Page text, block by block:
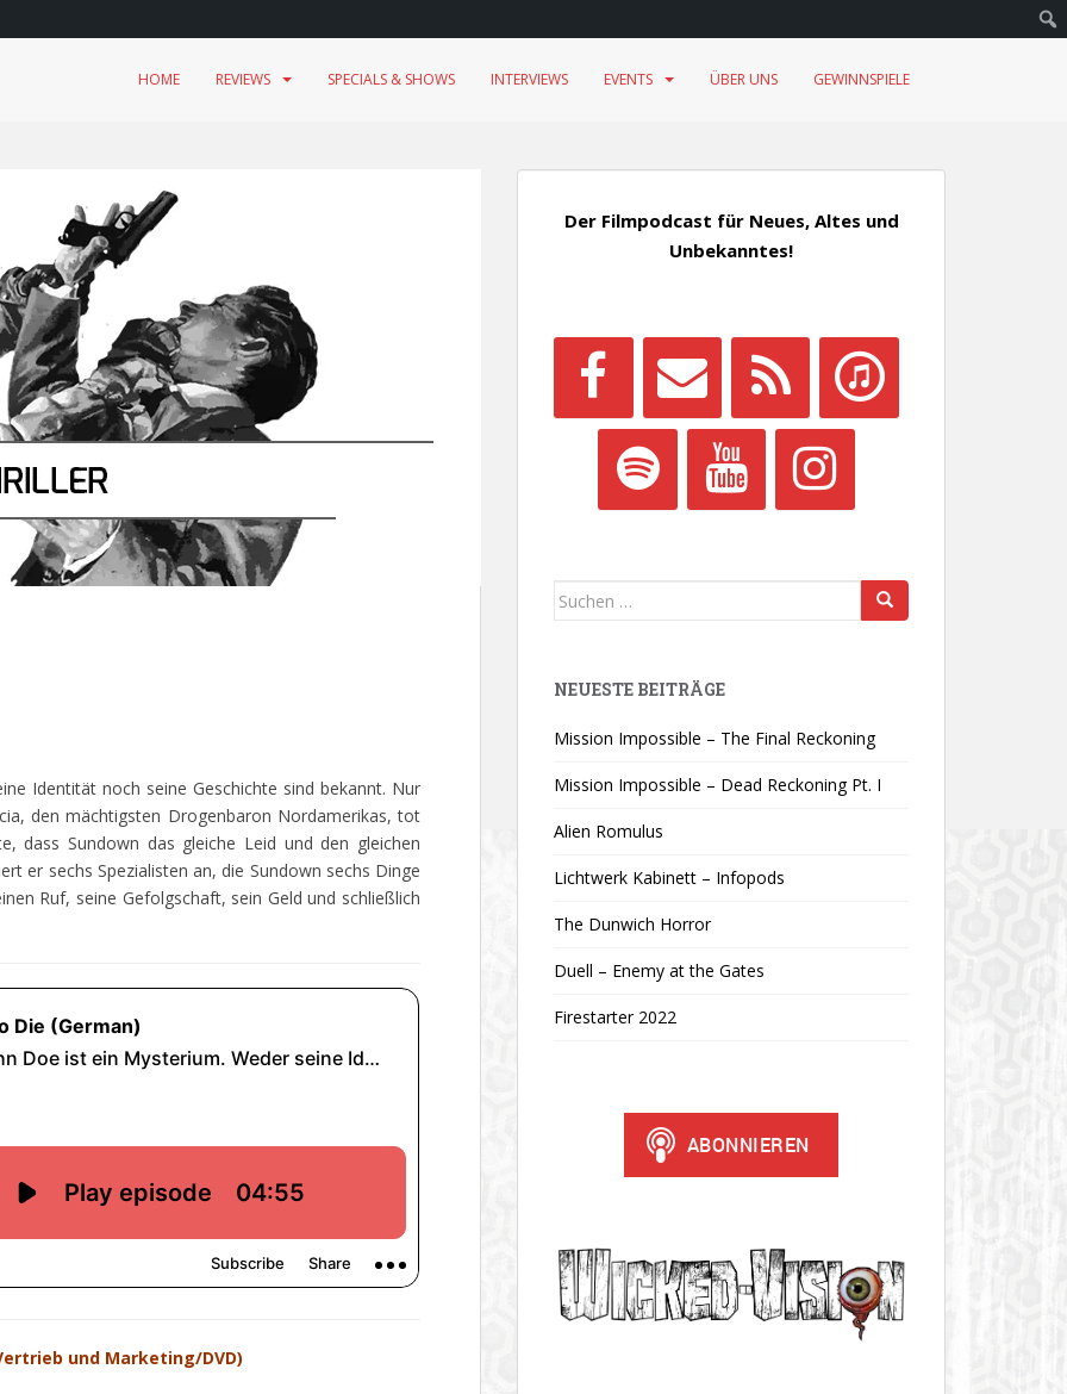
HOME REVIEWS SPECIALS & SHOWS INTERVIEWS EVENTS ÜBER UNS GEWINNSPIELE
Identität noch seine Geschichte sind bekannt. Nur
den mächtigsten Drogenbaron Nordamerikas, tot
dass Sundown das gleiche Leid und den gleichen
er sechs Spezialisten an, die Sundown sechs Dinge
Ruf, seine Gefolgschaft, sein Geld und schließlich
und Marketing/DVD)
Der Filmpodcast für Neues, Altes und
Unbekanntes!
Suchen
NEUESTE BEITRÄGE
Mission Impossible – The Final Reckoning
Mission Impossible – Dead Reckoning Pt. I
Alien Romulus
Lichtwerk Kabinett – Infopods
The Dunwich Horror
Duell – Enemy at the Gates
Firestarter 2022